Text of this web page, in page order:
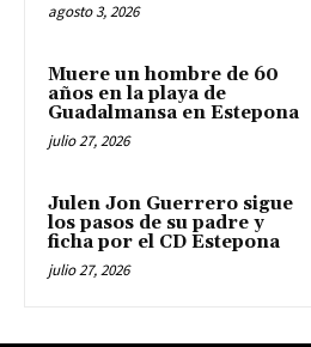
agosto 3, 2026
Muere un hombre de 60
años en la playa de
Guadalmansa en Estepona
julio 27, 2026
Julen Jon Guerrero sigue
los pasos de su padre y
ficha por el CD Estepona
julio 27, 2026